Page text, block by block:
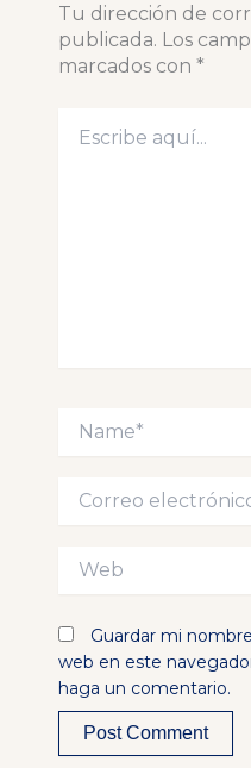
Tu dirección de
publicada. Los
marcados con *
aquí...
Name*
Correo
electrónico*
Web
Guardar mi
web en este
haga un comentario.